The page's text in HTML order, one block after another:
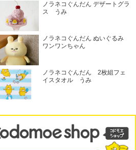
ノラネコぐんだん デザートグラ
ス うみ
ノラネコぐんだん ぬいぐるみ
ワンワンちゃん
ノラネコぐんだん 2枚組フェ
イスタオル うみ